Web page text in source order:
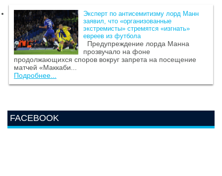
Эксперт по антисемитизму лорд Манн
заявил, что «организованные
экстремисты» стремятся «изгнать»
евреев из футбола
Предупреждение лорда Манна
прозвучало на фоне
продолжающихся споров вокруг запрета на посещение
матчей «Маккаби...
Подробнее...
FACEBOOK